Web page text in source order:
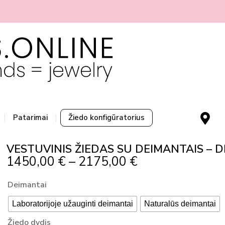
Patarimai Žiedo konfigūratorius
M
a
-
k
e
VESTUVINIS ŽIEDAS SU DEIMANTAIS –
1450,00 € – 2175,00 €
Through
2175,00 €
Deimantai
Laboratorijoje užauginti deimantai Naturalūs deimantai
Žiedo dydis
produkto
VESTUVINIS
ŽIEDAS